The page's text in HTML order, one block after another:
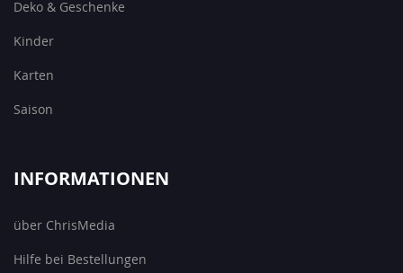
Deko & Geschenke
Kinder
Karten
Saison
INFORMATIONEN
über ChrisMedia
Hilfe bei Bestellungen